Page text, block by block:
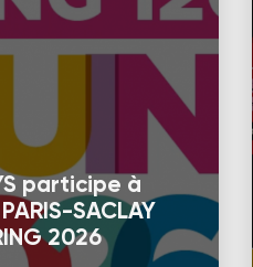
participe à
SACLAY
2026